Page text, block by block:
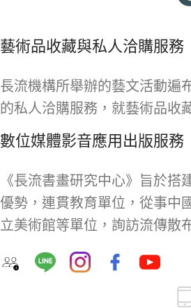
藝術品收藏與私人洽購服務
長流機構所舉辦的藝文活動遍
的私人洽購服務，就藝術品收
數位媒體影音應用出版服務
《長流書畫研究中心》旨於
優勢，連貫教育單位，從事中
立美術館等單位，詢訪流傳散